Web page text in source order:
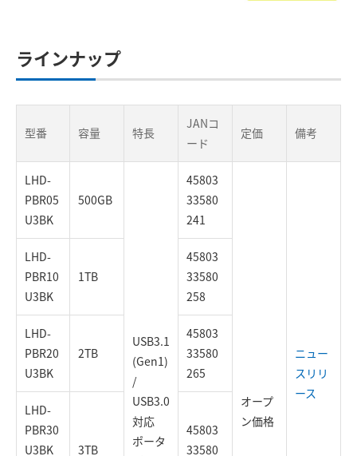
ラインナップ
型番 容量 特長
JANコ
ード
定価 備考
LHD-
PBR05
U3BK
500GB
USB3.1
(Gen1)
/
USB3.0
対応
ポータ
45803
33580
241
オープ
ン価格
ニュー
スリリ
ース
LHD-
PBR10
U3BK
1TB
45803
33580
258
LHD-
PBR20
U3BK
2TB
45803
33580
265
LHD-
PBR30
U3BK
3TB
45803
33580